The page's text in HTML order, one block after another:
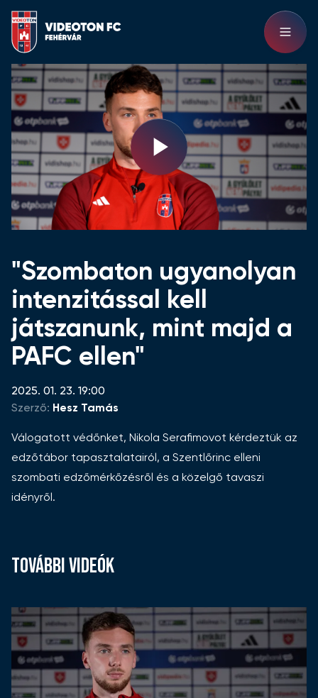
Play
Video
"Szombaton ugyanolyan
intenzitással kell
játszanunk, mint majd a
PAFC ellen"
2025. 01. 23. 19:00
Szerző: Hesz Tamás
Válogatott védőnket, Nikola Serafimovot kérdeztük az
edzőtábor tapasztalatairól, a Szentlőrinc elleni
szombati edzőmérkőzésről és a közelgő tavaszi
idényről.
TOVÁBBI VIDEÓK